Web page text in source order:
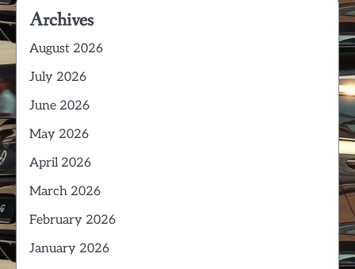
Archives
August 2026
July 2026
June 2026
May 2026
April 2026
March 2026
February 2026
January 2026